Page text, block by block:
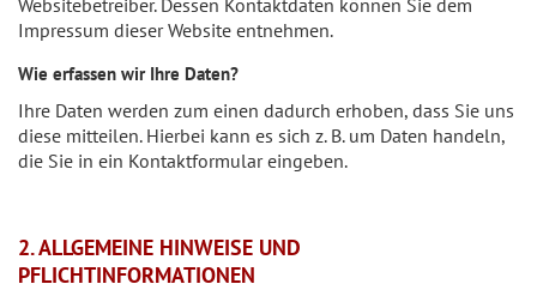
Websitebetreiber. Dessen Kontaktdaten können Sie dem
Impressum dieser Website entnehmen.
Wie erfassen wir Ihre Daten?
Ihre Daten werden zum einen dadurch erhoben, dass Sie uns
diese mitteilen. Hierbei kann es sich z. B. um Daten handeln,
die Sie in ein Kontaktformular eingeben.
2. ALLGEMEINE HINWEISE UND
PFLICHTINFORMATIONEN